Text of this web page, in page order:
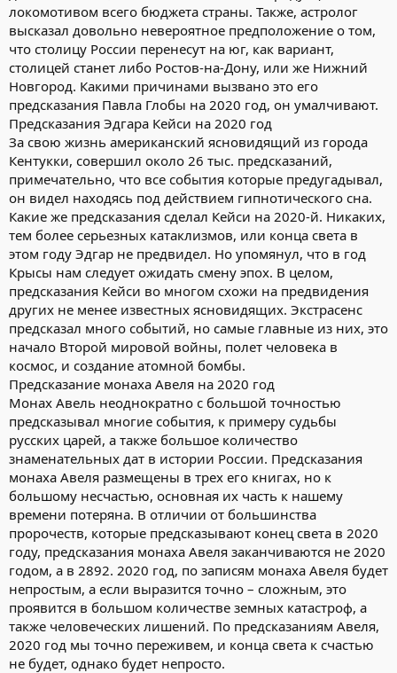
локомотивом всего бюджета страны. Также, астролог
высказал довольно невероятное предположение о том,
что столицу России перенесут на юг, как вариант,
столицей станет либо Ростов-на-Дону, или же Нижний
Новгород. Какими причинами вызвано это его
предсказания Павла Глобы на 2020 год, он умалчивают.
Предсказания Эдгара Кейси на 2020 год
За свою жизнь американский ясновидящий из города
Кентукки, совершил около 26 тыс. предсказаний,
примечательно, что все события которые предугадывал,
он видел находясь под действием гипнотического сна.
Какие же предсказания сделал Кейси на 2020-й. Никаких,
тем более серьезных катаклизмов, или конца света в
этом году Эдгар не предвидел. Но упомянул, что в год
Крысы нам следует ожидать смену эпох. В целом,
предсказания Кейси во многом схожи на предвидения
других не менее известных ясновидящих. Экстрасенс
предсказал много событий, но самые главные из них, это
начало Второй мировой войны, полет человека в
космос, и создание атомной бомбы.
Предсказание монаха Авеля на 2020 год
Монах Авель неоднократно с большой точностью
предсказывал многие события, к примеру судьбы
русских царей, а также большое количество
знаменательных дат в истории России. Предсказания
монаха Авеля размещены в трех его книгах, но к
большому несчастью, основная их часть к нашему
времени потеряна. В отличии от большинства
пророчеств, которые предсказывают конец света в 2020
году, предсказания монаха Авеля заканчиваются не 2020
годом, а в 2892. 2020 год, по записям монаха Авеля будет
непростым, а если выразится точно – сложным, это
проявится в большом количестве земных катастроф, а
также человеческих лишений. По предсказаниям Авеля,
2020 год мы точно переживем, и конца света к счастью
не будет, однако будет непросто.